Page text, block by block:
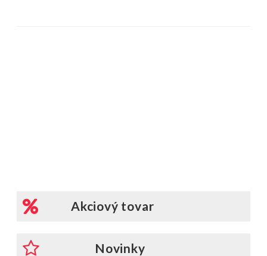
Akciový tovar
Novinky